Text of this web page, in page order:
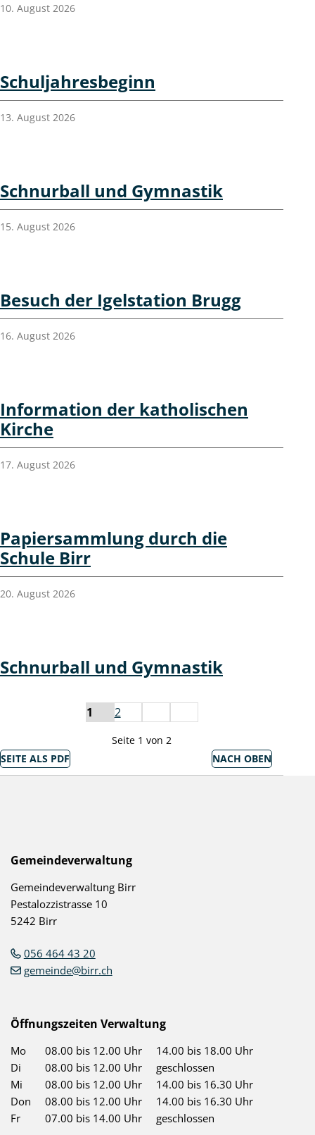
Schuljahresbeginn
10. August 2026
Schnurball und Gymnastik
13. August 2026
Besuch der Igelstation Brugg
15. August 2026
Information der katholischen
Kirche
16. August 2026
Papiersammlung durch die
Schule Birr
17. August 2026
Schnurball und Gymnastik
20. August 2026
1 2
Seite 1 von 2
SEITE ALS PDF
NACH OBEN
Gemeindeverwaltung
Gemeindeverwaltung Birr
Pestalozzistrasse 10
5242 Birr
056 464 43 20
gemeinde@birr.ch
Öffnungszeiten Verwaltung
Mo 08.00 bis 12.00 Uhr
14.00 bis 18.00 Uhr
Di
08.00 bis 12.00 Uhr
geschlossen
Mi
08.00 bis 12.00 Uhr
14.00 bis 16.30 Uhr
Don
08.00 bis 12.00 Uhr
14.00 bis 16.30 Uhr
Fr
07.00 bis 14.00 Uhr geschlossen